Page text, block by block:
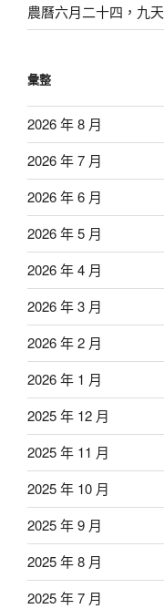
農曆六月二十四，九
彙整
2026 年 8 月
2026 年 7 月
2026 年 6 月
2026 年 5 月
2026 年 4 月
2026 年 3 月
2026 年 2 月
2026 年 1 月
2025 年 12 月
2025 年 11 月
2025 年 10 月
2025 年 9 月
2025 年 8 月
2025 年 7 月